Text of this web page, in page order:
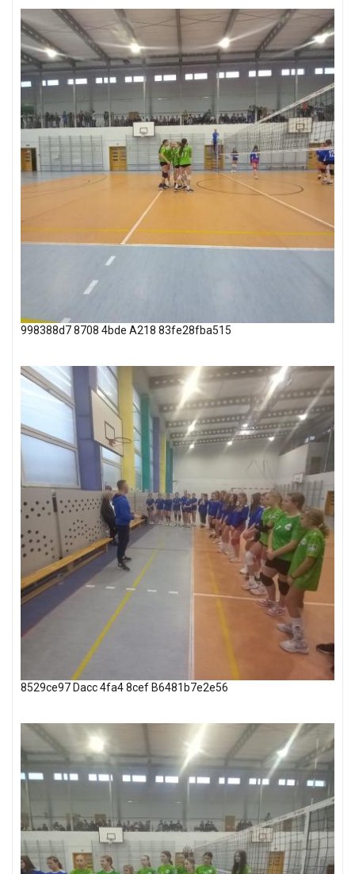
998388d7 8708 4bde A218 83fe28fba515
8529ce97 Dacc 4fa4 8cef B6481b7e2e56